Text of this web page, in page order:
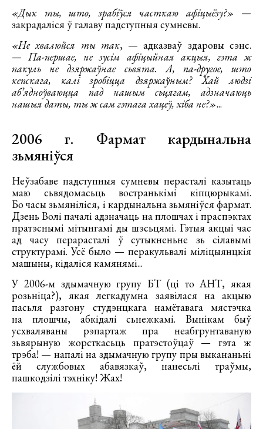
«Дык ты, што, зрабіўся часткаю афіцыёзу?» —
закрадаліся ў галаву падступныя сумневы.
«Не хвалюйся ты так, — адказваў здаровы сэнс.
—Па-першае, не зусім афіцыйная акцыя, гэта ж
пакуль не дзяржаўнае сьвята. А, па-другое, што
кепскага, калі зробіцца дзяржаўным? Хай людзі
аб’ядноўваюцца пад нашым сьцягам, адзначаюць
нашыя даты, ты ж сам гэтага хацеў, хіба не?»...
2006 г. Фармат кардынальна
зьмяніўся
Неўзабаве падступныя сумневы перасталі казытаць
маю сьвядомасьць востранькімі кіпцюрыкамі.
Бо часы зьмяніліся, і кардынальна зьмяніўся фармат.
Дзень Волі пачалі адзначаць на плошчах і праспэктах
пратэснымі мітынгамі ды шэсьцямі. Гэтыя акцыі час
ад часу перарасталі ў сутыкненьне зь сілавымі
структурамі. Усё было — перакульвалі міліцыянцкія
машыны, кідаліся камянямі...
У 2006-м здымачную групу БТ (ці то АНТ, якая
розьніца?), якая легкадумна заявілася на акцыю
пасьля разгону студэнцкага намётавага мястэчка
на плошчы, абкідалі сьнежкамі. Вынікам быў
усхваляваны рэпартаж пра неабгрунтаваную
зьвярыную жорсткасьць пратэстоўцаў — гэта ж
трэба! — напалі на здымачную групу пры выкананьні
ёй службовых абавязкаў, нанесьлі траўмы,
пашкодзілі тэхніку! Жах!